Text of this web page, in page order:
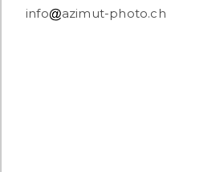
info
azimut-photo.ch